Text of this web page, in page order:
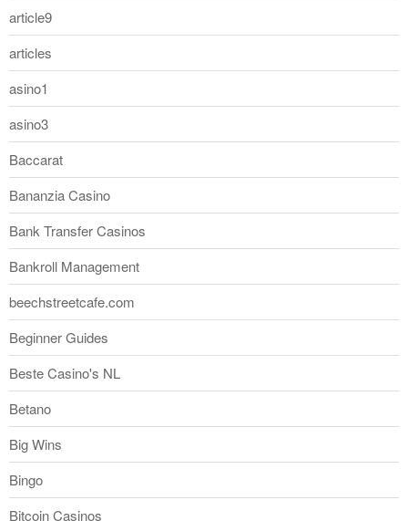
article9
articles
asino1
asino3
Baccarat
Bananzia Casino
Bank Transfer Casinos
Bankroll Management
beechstreetcafe.com
Beginner Guides
Beste Casino's NL
Betano
Big Wins
Bingo
Bitcoin Casinos